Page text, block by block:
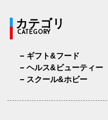
カテゴリ
CATEGORY
ギフト&フード
ヘルス&ビューティー
スクール&ホビー